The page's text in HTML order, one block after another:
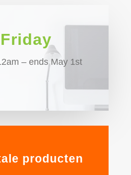
– ends May 1st
producten